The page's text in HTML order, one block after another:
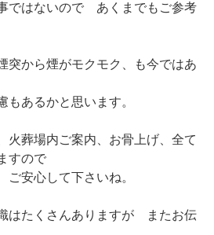
ではないので あくまでもご参考
から煙がモクモク、も今ではあ
もあるかと思います。
火葬場内ご案内、お骨上げ、全て
すので
安心して下さいね。
はたくさんありますが またお伝